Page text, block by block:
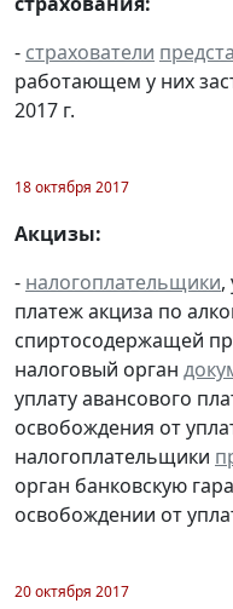
- страхователи
работающем у них
2017 г.
18 октября 2017
Акцизы:
- налогоплательщики,
платеж акциза по
спиртосодержащей
налоговый орган
уплату авансового
освобождения от
налогоплательщики
орган банковскую
освобождении от
20 октября 2017